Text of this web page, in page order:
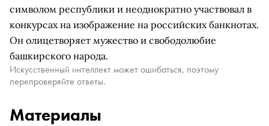
символом республики и неоднократно участвовал в
конкурсах на изображение на российских банкнотах.
Он олицетворяет мужество и свободолюбие
башкирского народа.
Искусственный интеллект может ошибаться, поэтому
перепроверяйте ответы.
Материалы